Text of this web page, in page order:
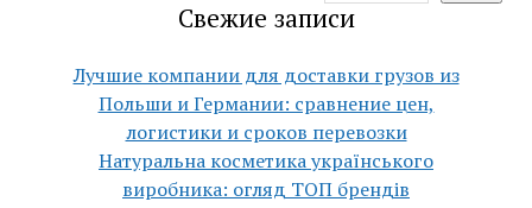
Свежие записи
Лучшие компании для доставки грузов из
Польши и Германии: сравнение цен,
логистики и сроков перевозки
Натуральна косметика українського
виробника: огляд ТОП брендів